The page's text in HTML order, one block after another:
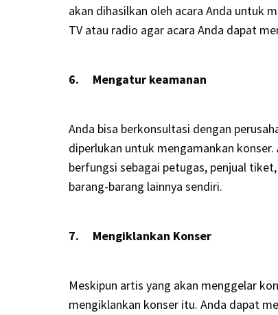
akan dihasilkan oleh acara Anda untuk
TV atau radio agar acara Anda dapat
6. Mengatur keamanan
Anda bisa berkonsultasi dengan
diperlukan untuk mengamankan
berfungsi sebagai petugas, penjual
barang-barang lainnya sendiri.
7. Mengiklankan Konser
Meskipun artis yang akan menggelar
mengiklankan konser itu. Anda dapat